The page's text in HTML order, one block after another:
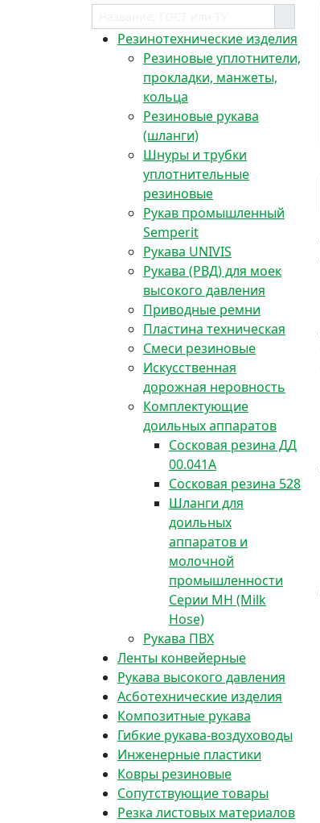
Резинотехнические изделия
Резиновые уплотнители,
прокладки, манжеты,
кольца
Резиновые рукава
(шланги)
Шнуры и трубки
уплотнительные
резиновые
Рукав промышленный
Semperit
Рукава UNIVIS
Рукава (РВД) для моек
высокого давления
Приводные ремни
Пластина техническая
Смеси резиновые
Искусственная
дорожная неровность
Комплектующие
доильных аппаратов
Сосковая резина ДД
00.041А
Сосковая резина 528
Шланги для
доильных
аппаратов и
молочной
промышленности
Серии МН (Milk
Hose)
Рукава ПВХ
Ленты конвейерные
Рукава высокого давления
Асботехнические изделия
Композитные рукава
Гибкие рукава-воздуховоды
Инженерные пластики
Ковры резиновые
Сопутствующие товары
Резка листовых материалов